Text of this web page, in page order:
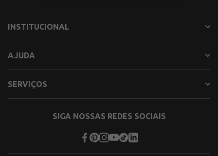
INSTITUCIONAL
AJUDA
SERVIÇOS
SIGA NOSSAS REDES SOCIAIS